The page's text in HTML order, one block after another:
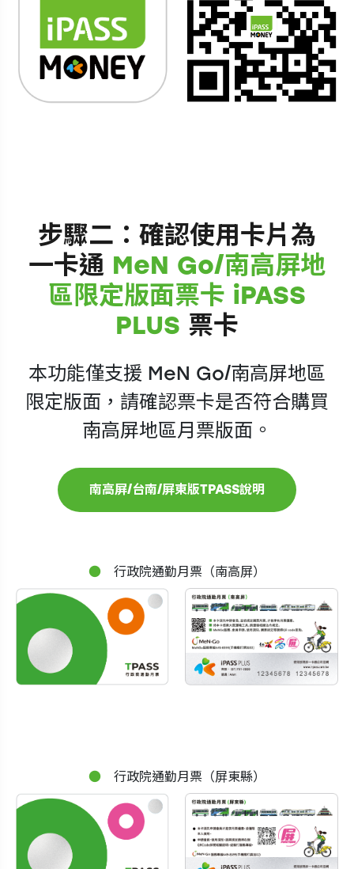
步驟二：確認使用卡片為
一卡通 MeN Go/南高屏地
區限定版面票卡 iPASS
PLUS 票卡
本功能僅支援 MeN Go/南高屏地區
限定版面，請確認票卡是否符合購買
南高屏地區月票版面。
行政院通勤月票（南高屏）
行政院通勤月票（屏東縣）